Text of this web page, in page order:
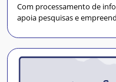
Com processamento de
apoia pesquisas e